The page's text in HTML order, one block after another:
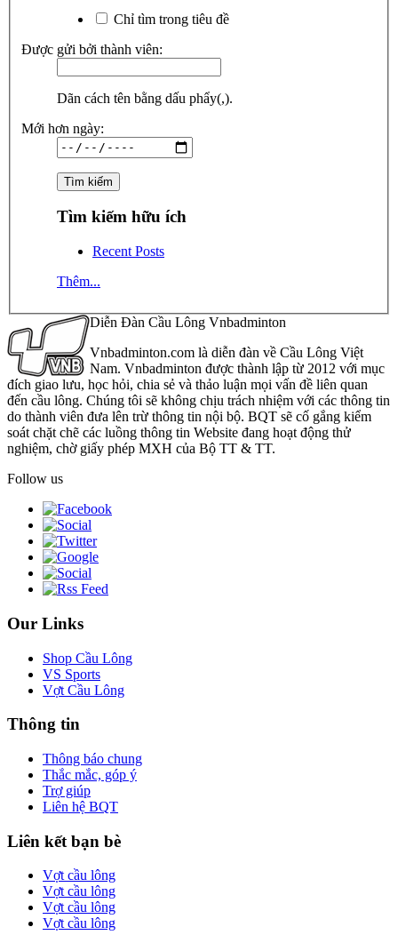
Chỉ tìm trong tiêu đề
Được gửi bởi thành viên:
Dãn cách tên bằng dấu phẩy(,).
Mới hơn ngày:
Tìm kiếm hữu ích
Recent Posts
Thêm...
Diễn Đàn Cầu Lông Vnbadminton
Vnbadminton.com là diễn đàn về Cầu Lông Việt
Nam. Vnbadminton được thành lập từ 2012 với mục
đích giao lưu, học hỏi, chia sẻ và thảo luận mọi vấn đề liên quan
đến cầu lông. Chúng tôi sẽ không chịu trách nhiệm với các thông tin
do thành viên đưa lên trừ thông tin nội bộ. BQT sẽ cố gắng kiểm
soát chặt chẽ các luồng thông tin Website đang hoạt động thử
nghiệm, chờ giấy phép MXH của Bộ TT & TT.
Follow us
Our Links
Shop Cầu Lông
VS Sports
Vợt Cầu Lông
Thông tin
Thông báo chung
Thắc mắc, góp ý
Trợ giúp
Liên hệ BQT
Liên kết bạn bè
Vợt cầu lông
Vợt cầu lông
Vợt cầu lông
Vợt cầu lông